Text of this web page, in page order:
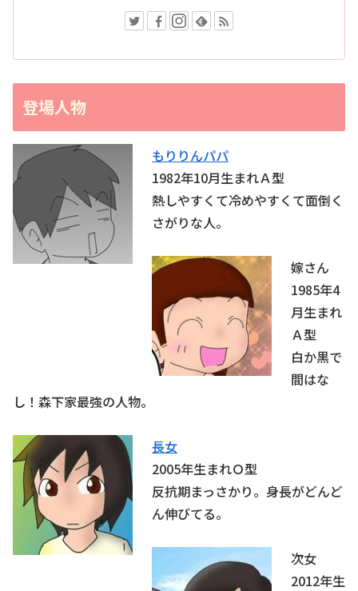
登場人物
もりりんパパ
1982年10月生まれＡ型
熱しやすくて冷めやすくて面倒く
さがりな人。
嫁さん
1985年4
月生まれ
Ａ型
白か黒で
間はな
し！森下家最強の人物。
長女
2005年生まれＯ型
反抗期まっさかり。身長がどんど
ん伸びてる。
次女
2012年生